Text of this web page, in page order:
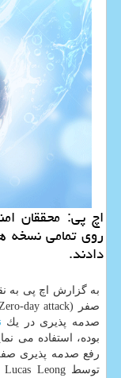
اچ پی: محققان
روی تمامی نسخه
دادند.
به گزارش اچ پی به
صدمه پذیری در یك
بوده، استفاده می